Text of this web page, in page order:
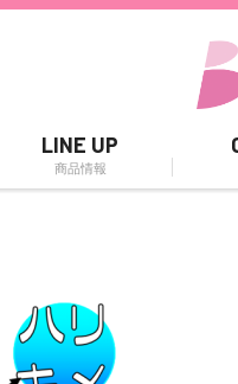
LINE UP
商品情報